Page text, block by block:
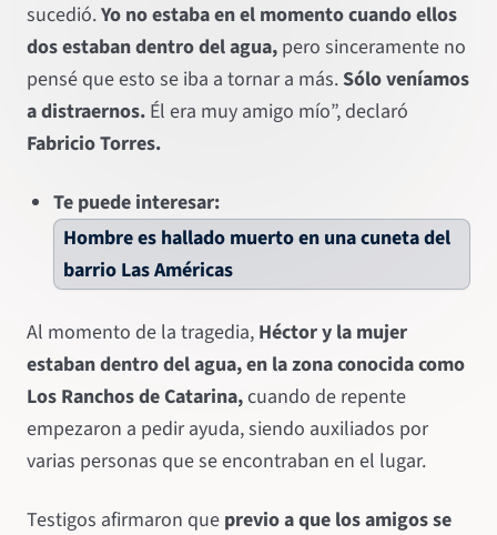
sucedió.Yo no estaba en el momento cuando ellos
dos estaban dentro del agua, pero sinceramente no
pensé que esto se iba a tornar a más.Sólo veníamos
a distraernos. Él era muy amigo mío”, declaró
Fabricio Torres.
Te puede interesar:
Hombre es hallado muerto en una cuneta del
barrio Las Américas
Al momento de la tragedia, Héctor y la mujer
estaban dentro del agua, en la zona conocida como
Los Ranchos de Catarina,cuando de repente
empezaron a pedir ayuda, siendo auxiliados por
varias personas que se encontraban en el lugar.
Testigos afirmaron que previo a que los amigos se